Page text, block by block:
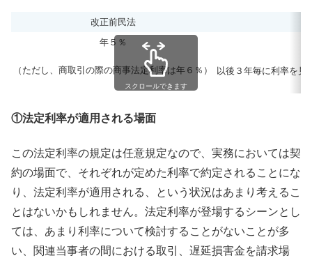
改正前民法
年５％
（ただし、商取引の際の商事法定利率は年６％） 以後３年毎に利率を見
スクロールできます
①法定利率が適用される場面
この法定利率の規定は任意規定なので、実務においては契
約の場面で、それぞれが定めた利率で約定されることにな
り、法定利率が適用される、という状況はあまり考えるこ
とはないかもしれません。法定利率が登場するシーンとし
ては、あまり利率について検討することがないことが多
い、関連当事者の間における取引、遅延損害金を請求場